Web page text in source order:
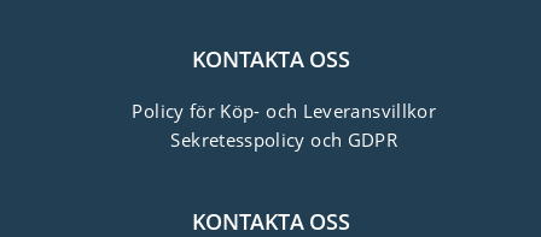
KONTAKTA OSS
Policy för Köp- och Leveransvillkor
Sekretesspolicy och GDPR
KONTAKTA OSS